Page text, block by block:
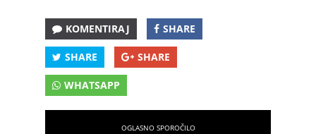
KOMENTIRAJ SHARE
SHARE SHARE
WHATSAPP